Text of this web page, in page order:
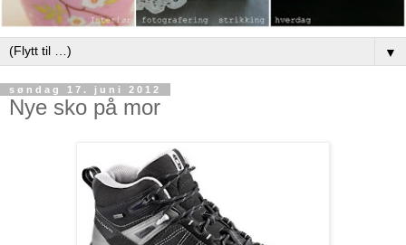
▼
søndag 17. juni 2012
Nye sko på mor